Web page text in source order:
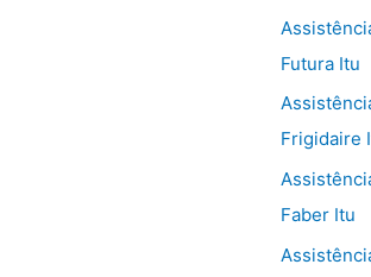
Futura Itu
Frigidaire
Faber Itu